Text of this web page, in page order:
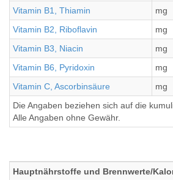
Vitamin B1, Thiamin
mg
Vitamin B2, Riboflavin
mg
Vitamin B3, Niacin
mg
Vitamin B6, Pyridoxin
mg
Vitamin C, Ascorbinsäure
mg
Die Angaben beziehen sich auf die
Alle Angaben ohne Gewähr.
Hauptnährstoffe und Brennwerte/